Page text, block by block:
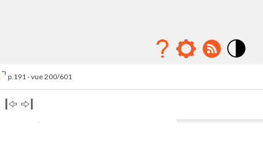
p.191 - vue 200/601